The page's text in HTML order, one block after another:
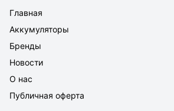
Главная
Аккумуляторы
Бренды
Новости
О нас
Публичная оферта